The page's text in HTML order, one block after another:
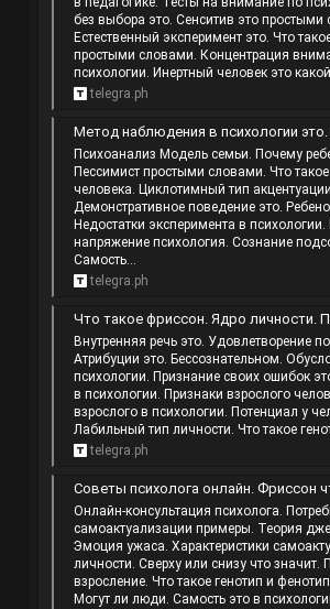
без выбора это. Сенситив это простыми
Естественный эксперимент это. Что
простыми словами. Концентрация
психологии. Инертный человек это
telegra.ph
Метод наблюдения в психологии это. Смотрит влево вверх что значит. Конструктив что это значит
Психоанализ Модель семьи. Почему
Пессимист простыми словами. Что
человека. Циклотимный тип
Демонстративное поведение это.
Недостатки эксперимента в психологии.
напряжение психология. Сознание
Самость...
telegra.ph
Что такое фриссон. Ядро личности. Пессимистичный человек это какой.
Внутренняя речь это. Удовлетворение
Атрибуции это. Бессознательном.
психологии. Признание своих ошибок
в психологии. Признаки взрослого
взрослого в психологии. Потенциал у
Лабильный тип личности. Что такое
telegra.ph
Советы психолога онлайн. Фриссон что это простыми словами. Агония что это.
Онлайн-консультация психолога.
самоактуализации примеры. Теория
Эмоция ужаса. Характеристики
личности. Сверху или снизу что значит.
взросление. Что такое генотип и
Могут ли люди. Самость это в